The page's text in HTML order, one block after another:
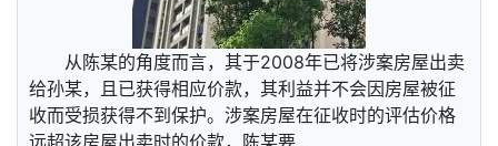
从陈某的角度而言，其于2008年已将涉案房屋出卖
给孙某，且已获得相应价款，其利益并不会因房屋被征
收而受损获得不到保护。涉案房屋在征收时的评估价格